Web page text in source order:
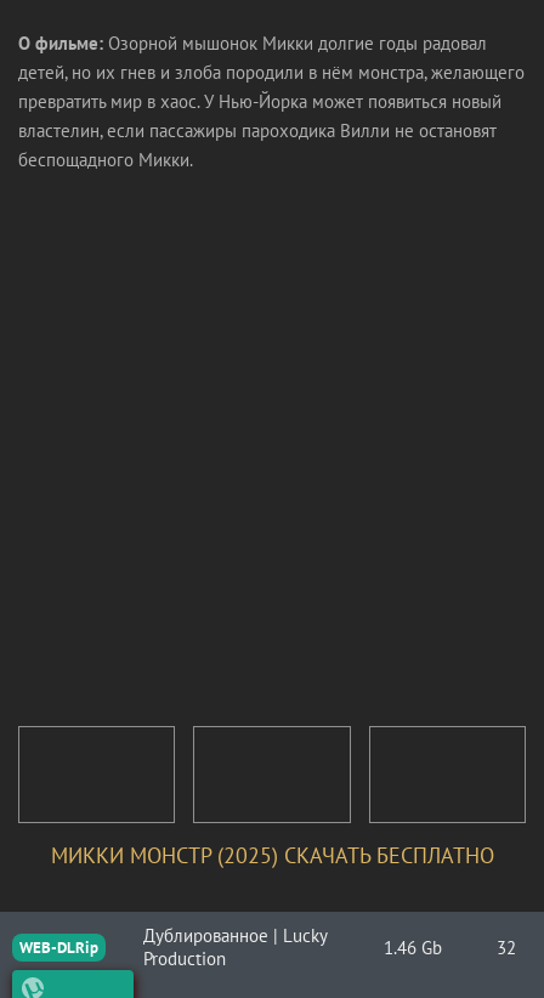
О фильме: Озорной мышонок Микки долгие годы радовал
детей, но их гнев и злоба породили в нём монстра, желающего
превратить мир в хаос. У Нью-Йорка может появиться новый
властелин, если пассажиры пароходика Вилли не остановят
беспощадного Микки.
МИККИ МОНСТР (2025) СКАЧАТЬ БЕСПЛАТНО
WEB-DLRip
Дублированное | Lucky
Production
1.46 Gb 32